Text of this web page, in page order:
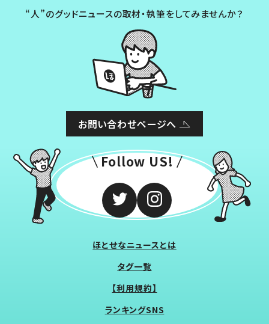
“人”のグッドニュースの取材・執筆をしてみませんか？
お問い合わせページへ
Follow US!
ほとせなニュースとは
タグ一覧
【利用規約】
ランキングSNS